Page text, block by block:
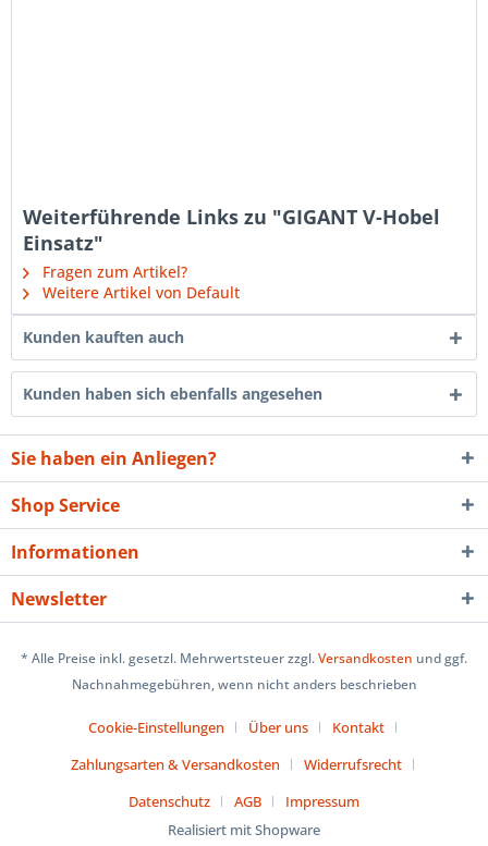
Weiterführende Links zu "GIGANT V-Hobel
Einsatz"
Fragen zum Artikel?
Weitere Artikel von Default
Kunden kauften auch
Kunden haben sich ebenfalls angesehen
Sie haben ein Anliegen?
Shop Service
Informationen
Newsletter
* Alle Preise inkl. gesetzl. Mehrwertsteuer zzgl.Versandkosten und ggf.
Nachnahmegebühren, wenn nicht anders beschrieben
Cookie-Einstellungen Über uns
Kontakt
Zahlungsarten & Versandkosten
Widerrufsrecht
Datenschutz
AGB
Impressum
Realisiert mit Shopware